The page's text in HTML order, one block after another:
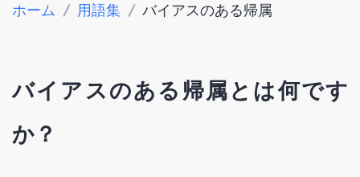
ホーム / 用語集 / バイアスのある帰属
バイアスのある帰属とは何です
か？